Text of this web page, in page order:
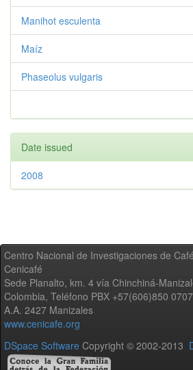
Manihot esculenta
Maíz
Phaseolus vulgaris
Date issued
2008
Centro Nacional de Investigaciones de
Cenicafé
Sede Planalto, km. 4 vía Chinchiná-
Colombia, Teléfono PBX +57(606)850
A.A. 2427 Manizales
www.cenicafe.org
DSpace Software Copyright © 2002-2013